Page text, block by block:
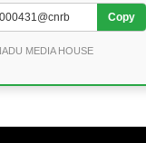
Copy
MEDIA HOUSE